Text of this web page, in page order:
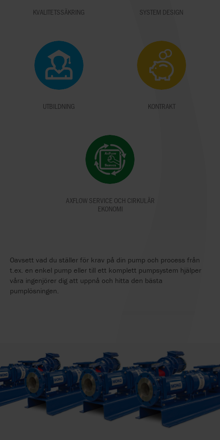
KVALITETSSÄKRING SYSTEM DESIGN
UTBILDNING KONTRAKT
AXFLOW SERVICE OCH CIRKULÄR
EKONOMI
Oavsett vad du ställer för krav på din pump och process från
t.ex. en enkel pump eller till ett komplett pumpsystem hjälper
våra ingenjörer dig att uppnå och hitta den bästa
pumplösningen.